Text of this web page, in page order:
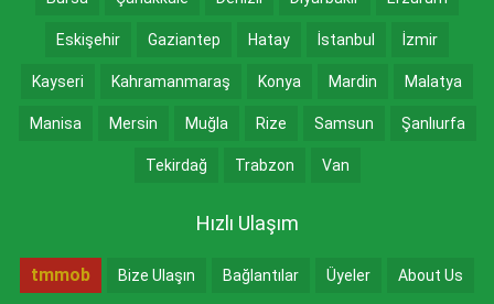
Eskişehir Gaziantep Hatay İstanbul İzmir
Kayseri Kahramanmaraş Konya Mardin Malatya
Manisa Mersin Muğla Rize Samsun Şanlıurfa
Tekirdağ Trabzon Van
Hızlı Ulaşım
tmmob Bize Ulaşın Bağlantılar Üyeler About Us